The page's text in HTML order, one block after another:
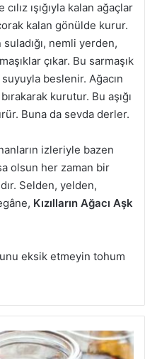
ışığıyla kalan ağaçlar
kalan gönülde kurur.
nemli yerden,
çıkar. Bu sarmaşık
suyuyla beslenir. Ağacın
kurutur. Bu aşığı
Buna da sevda derler.
izleriyle bazen
olsun her zaman bir
Selden, yelden,
Kızılların Ağacı Aşk
eksik etmeyin tohum